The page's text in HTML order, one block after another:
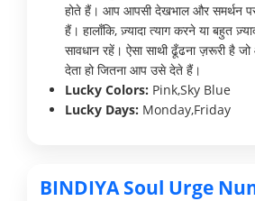
होते हैं। आप आपसी देखभाल और समर्थन पर
हैं। हालाँकि, ज़्यादा त्याग करने या बहुत
सावधान रहें। ऐसा साथी ढूँढना ज़रूरी है
देता हो जितना आप उसे देते हैं।
Lucky Colors: Pink,Sky Blue
Lucky Days: Monday,Friday
BINDIYA Soul Urge